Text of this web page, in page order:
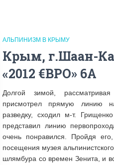
АЛЬПИНИЗМ В КРЫМУ
Крым, г.Шаан-
«2012 €ВРО» 6А
Долгой зимой,
присмотрел прямую линию
разведку, сходил м-т.
представил линию
очень понравился. Пройдя
посещения музея
шлямбура со времен Зенита, и